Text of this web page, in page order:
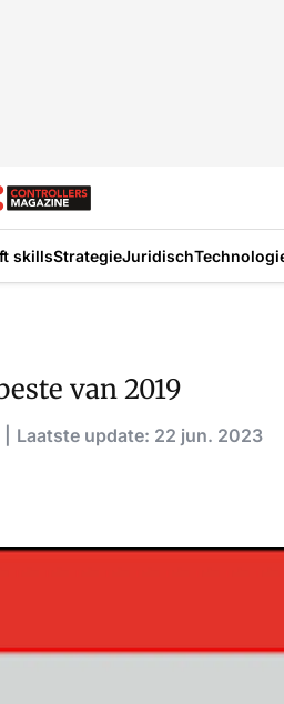
skillsStrategieJuridisch
van 2019
Laatste update: 22 jun. 2023